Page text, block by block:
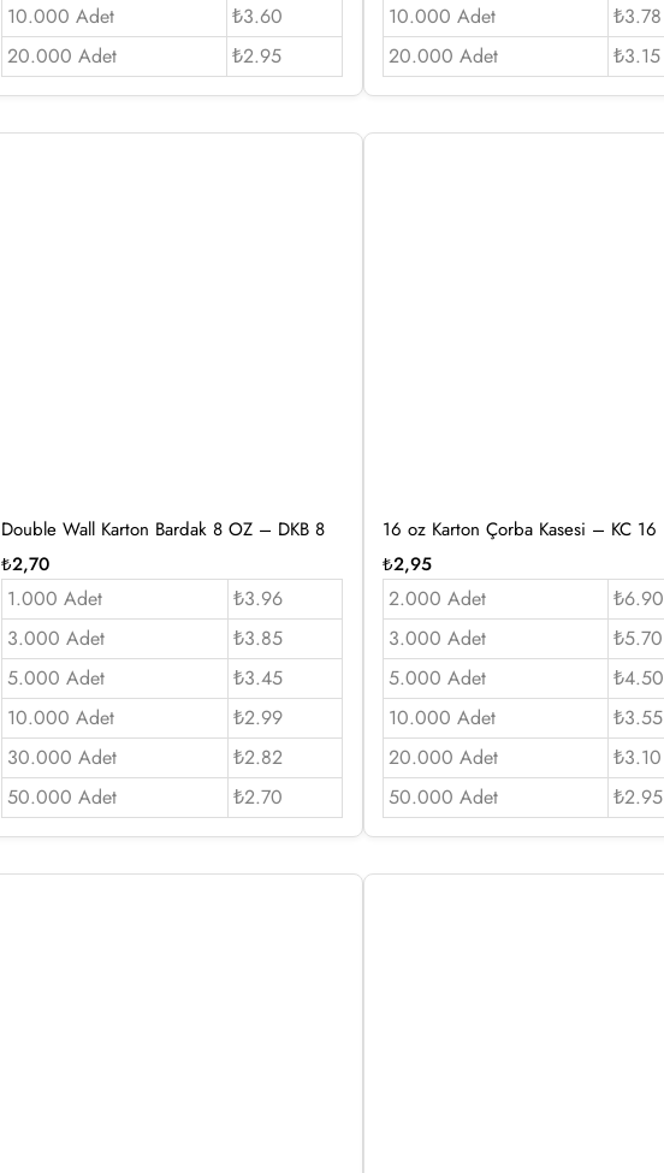
10.000 Adet
₺3.60
20.000 Adet
₺2.95
10.000 Adet
₺3.78
20.000 Adet
₺3.15
Double Wall Karton Bardak 8 OZ – DKB 8
₺2,70
1.000 Adet
₺3.96
3.000 Adet
₺3.85
5.000 Adet
₺3.45
10.000 Adet
₺2.99
30.000 Adet
₺2.82
50.000 Adet
₺2.70
16 oz Karton Çorba Kasesi – KC 16
₺2,95
2.000 Adet
₺6.90
3.000 Adet
₺5.70
5.000 Adet
₺4.50
10.000 Adet
₺3.55
20.000 Adet
₺3.10
50.000 Adet
₺2.95